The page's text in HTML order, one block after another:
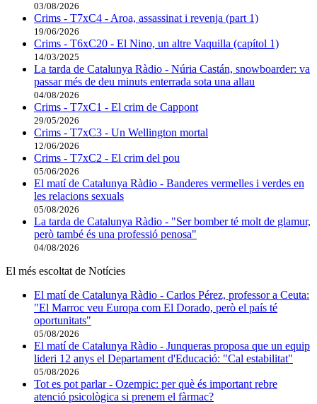
03/08/2026
Crims - T7xC4 - Aroa, assassinat i revenja (part 1)
19/06/2026
Crims - T6xC20 - El Nino, un altre Vaquilla (capítol 1)
14/03/2025
La tarda de Catalunya Ràdio - Núria Castán, snowboarder: va
passar més de deu minuts enterrada sota una allau
04/08/2026
Crims - T7xC1 - El crim de Cappont
29/05/2026
Crims - T7xC3 - Un Wellington mortal
12/06/2026
Crims - T7xC2 - El crim del pou
05/06/2026
El matí de Catalunya Ràdio - Banderes vermelles i verdes en
les relacions sexuals
05/08/2026
La tarda de Catalunya Ràdio - "Ser bomber té molt de glamur,
però també és una professió penosa"
04/08/2026
El més escoltat de Notícies
El matí de Catalunya Ràdio - Carlos Pérez, professor a Ceuta:
"El Marroc veu Europa com El Dorado, però el país té
oportunitats"
05/08/2026
El matí de Catalunya Ràdio - Junqueras proposa que un equip
lideri 12 anys el Departament d'Educació: "Cal estabilitat"
05/08/2026
Tot es pot parlar - Ozempic: per què és important rebre
atenció psicològica si prenem el fàrmac?